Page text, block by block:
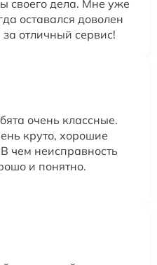
своего дела. Мне уже
оставался доволен
отличный сервис!
очень классные.
круто, хорошие
чем неисправность
и понятно.